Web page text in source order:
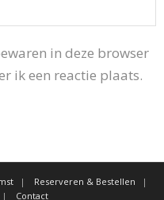
in deze browser
ik een reactie plaats.
Reserveren & Bestellen
Contact